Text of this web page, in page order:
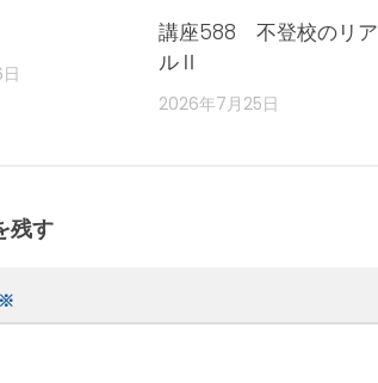
講座588 不登校のリア
ルⅡ
2026年7月25日
残す
※